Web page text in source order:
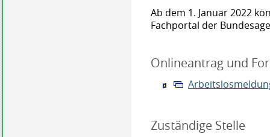
Ab dem 1. Januar 2022
Fachportal der
Onlineantrag und
Zuständige Stelle